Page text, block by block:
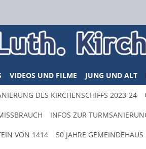
VIDEOS UND FILME JUNG UND ALT
DES KIRCHENSCHIFFS 2023-24
INFOS ZUR
VON 1414 50 JAHRE GEMEINDEHAUS